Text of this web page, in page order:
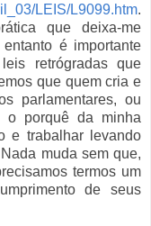
LEIS/L9099.htm.
que deixa-me
é importante
retrógradas que
que quem cria e
parlamentares, ou
o porquê da minha
e trabalhar levando
muda sem que,
termos um
de seus